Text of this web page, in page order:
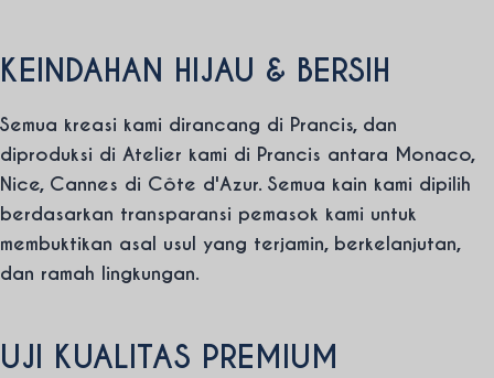
KEINDAHAN HIJAU & BERSIH
Semua kreasi kami dirancang di Prancis, dan
diproduksi di Atelier kami di Prancis antara Monaco,
Nice, Cannes di Côte d'Azur. Semua kain kami dipilih
berdasarkan transparansi pemasok kami untuk
membuktikan asal usul yang terjamin, berkelanjutan,
dan ramah lingkungan.
UJI KUALITAS PREMIUM